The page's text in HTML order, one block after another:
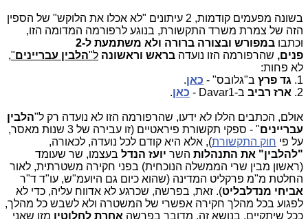
בשונה מפעמים קודמות, 2 עיתונים "לא אכלו את הלוקש" של הספין
הזה של צמרת משרד התקשורת, בנוגע לרפורמה המדומה הזו,
וכתבו
במפורש ובצורה ברורה ולא משתמעת ל-2
פנים, שהרפורמה הזו נועדה בראש וראשונה ל"הלבין עבריינים"
,
לא פחות:
1.
גד פרץ ב"גלובס" - כאן.
2.
ארז רביבב-Davar1 - כאן.
אולם, הכתבים הללו לא ידעו, שהרפורמה הזו לא נועדה רק ל"הלבין
עבריינים
" - ספקי תקשורת פיראטיים (זו עבירה של 3 שנות מאסר,
על פי חוק התקשורת), אלא היא קודם לכל נועדה, לכאורה,
"להלבין" את התנהלותהשריועז הנדל בעצמו, שר שעומד
(ראשון מבין שרי הממשלה הנוכחית) בפני חקירה משטרתית, לאור
החלטת מ"מ פרקליט המדינה (שהוא כיום גם היועמ"ש, עו"ד ד"ר
אביחי מנדלבליט). זאת, בפרשה, שכרגע לא אדווח עליה, כדי לא
לפגוע בכל מהלך חקירה אפשרי של המשטרה ולא לשבש כל מהלך,
ככל שיתקיים, בנושא זה. מדובר בפרשה אחרת לחלוטין מזו שאני